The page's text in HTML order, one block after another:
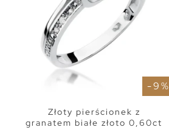
- 9 %
Złoty pierścionek z
granatem białe złoto 0,60ct